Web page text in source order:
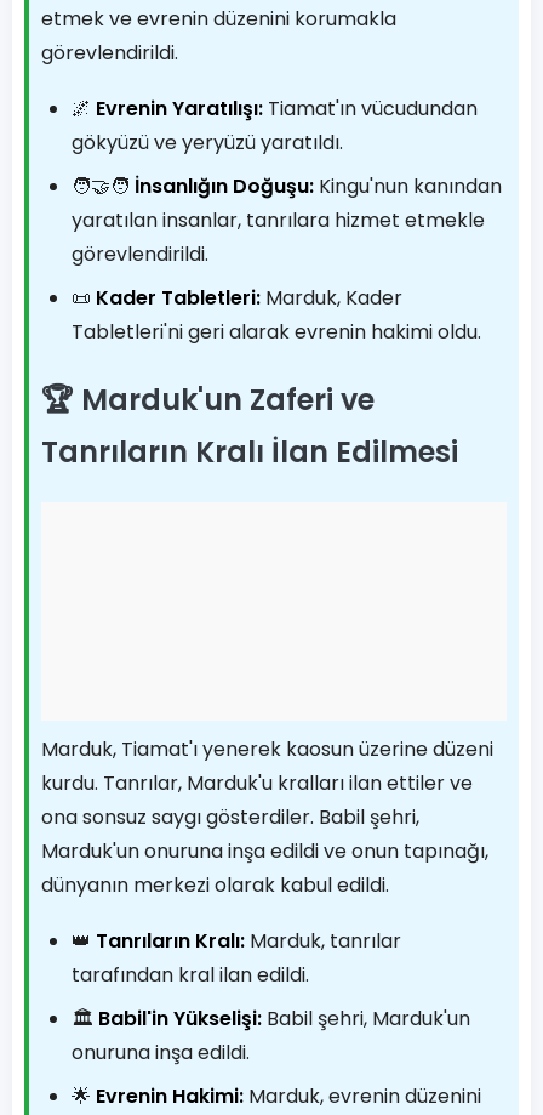
etmek ve evrenin düzenini korumakla
görevlendirildi.
🌌 Evrenin Yaratılışı: Tiamat'ın vücudundan
gökyüzü ve yeryüzü yaratıldı.
🧑‍🤝‍🧑 İnsanlığın Doğuşu: Kingu'nun kanından
yaratılan insanlar, tanrılara hizmet etmekle
görevlendirildi.
📜 Kader Tabletleri: Marduk, Kader
Tabletleri'ni geri alarak evrenin hakimi oldu.
🏆 Marduk'un Zaferi ve
Tanrıların Kralı İlan Edilmesi
Marduk, Tiamat'ı yenerek kaosun üzerine düzeni
kurdu. Tanrılar, Marduk'u kralları ilan ettiler ve
ona sonsuz saygı gösterdiler. Babil şehri,
Marduk'un onuruna inşa edildi ve onun tapınağı,
dünyanın merkezi olarak kabul edildi.
👑 Tanrıların Kralı: Marduk, tanrılar
tarafından kral ilan edildi.
🏛️ Babil'in Yükselişi: Babil şehri, Marduk'un
onuruna inşa edildi.
🌟 Evrenin Hakimi: Marduk, evrenin düzenini